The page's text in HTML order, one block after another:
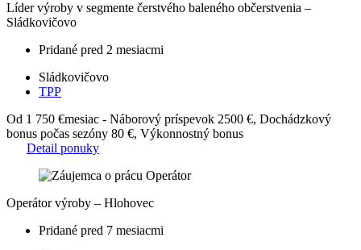
Líder výroby v segmente čerstvého baleného občerstvenia –
Sládkovičovo
Pridané pred 2 mesiacmi
Sládkovičovo
TPP
Od 1 750 €mesiac - Náborový príspevok 2500 €, Dochádzkový
bonus počas sezóny 80 €, Výkonnostný bonus
Detail ponuky
Operátor výroby – Hlohovec
Pridané pred 7 mesiacmi